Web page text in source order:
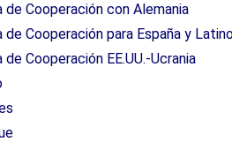
de Cooperación con Alemania
de Cooperación para España y
de Cooperación EE.UU.-Ucrania